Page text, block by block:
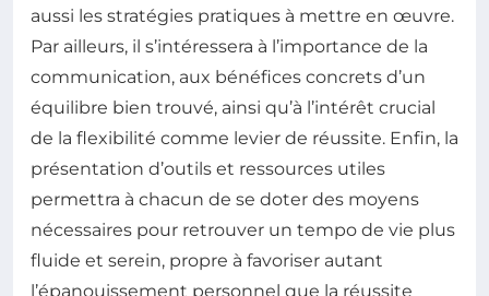
aussi les stratégies pratiques à mettre en œuvre.
Par ailleurs, il s’intéressera à l’importance de la
communication, aux bénéfices concrets d’un
équilibre bien trouvé, ainsi qu’à l’intérêt crucial
de la flexibilité comme levier de réussite. Enfin, la
présentation d’outils et ressources utiles
permettra à chacun de se doter des moyens
nécessaires pour retrouver un tempo de vie plus
fluide et serein, propre à favoriser autant
l’épanouissement personnel que la réussite